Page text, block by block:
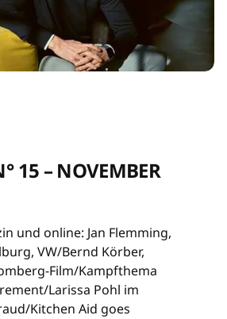
15 – NOVEMBER
und online: Jan Flemming,
VW/Bernd Körber,
Film/Kampfthema
Larissa Pohl im
Kitchen Aid goes